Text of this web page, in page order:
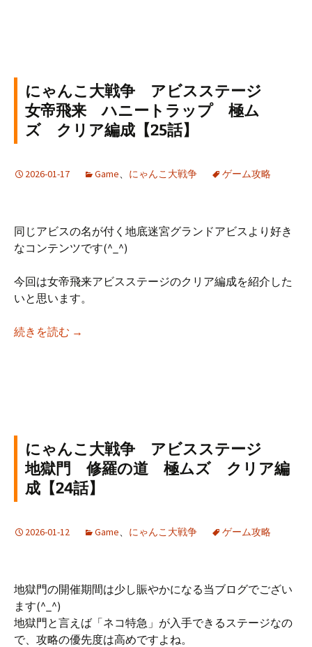
にゃんこ大戦争 アビスステージ
女帝飛来 ハニートラップ 極ム
ズ クリア編成【25話】
2026-01-17 Game、 にゃんこ大戦争 ゲーム攻略
同じアビスの名が付く地底迷宮グランドアビスより好き
なコンテンツです(^_^)
今回は女帝飛来アビスステージのクリア編成を紹介した
いと思います。
続きを読む にゃんこ大戦争 アビスステージ 女帝飛来
→
にゃんこ大戦争 アビスステージ
地獄門 修羅の道 極ムズ クリア編
成【24話】
2026-01-12 Game、 にゃんこ大戦争 ゲーム攻略
地獄門の開催期間は少し賑やかになる当ブログでござい
ます(^_^)
地獄門と言えば「ネコ特急」が入手できるステージなの
で、攻略の優先度は高めですよね。